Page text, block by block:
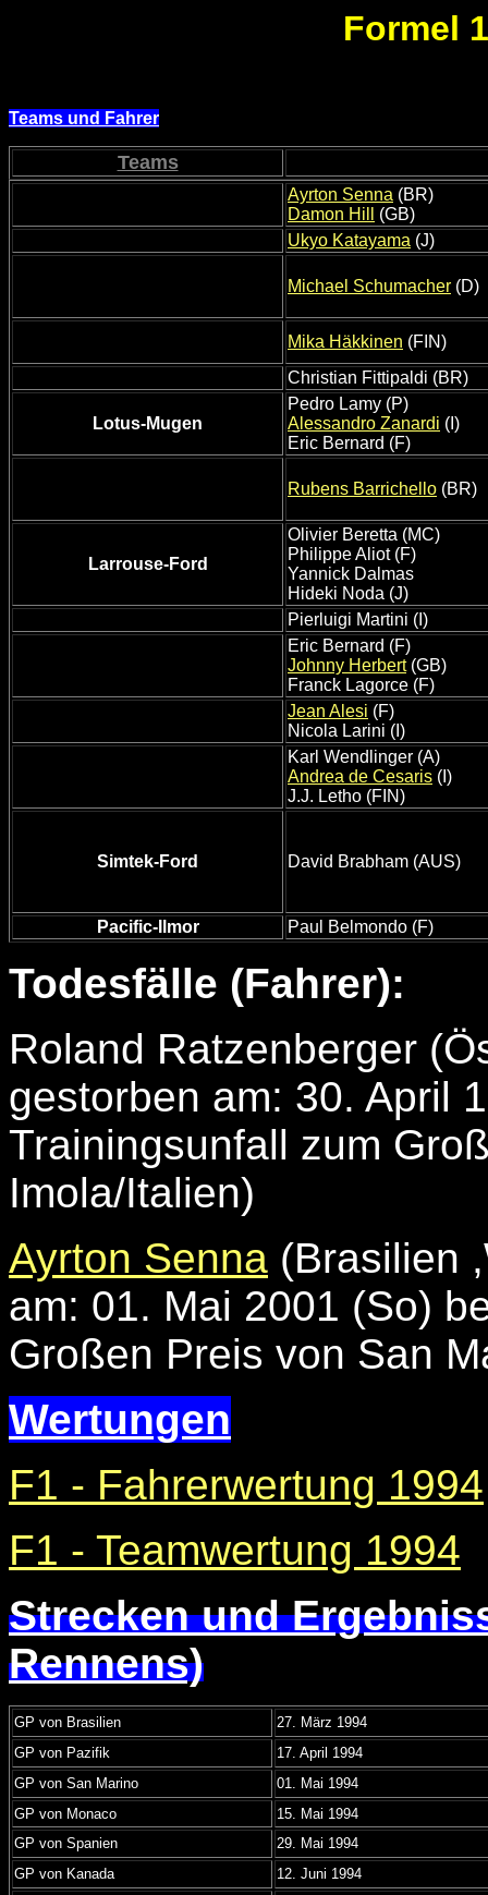
Formel
Teams und Fahrer
Teams
Ayrton Senna (BR)
Damon Hill
(GB)
Ukyo Katayama (J)
Michael Schumacher (D)
Mika Häkkinen (FIN)
Christian Fittipaldi (BR)
Lotus-Mugen
Pedro Lamy (P)
Alessandro Zanardi (I)
Eric Bernard (F)
Rubens Barrichello (BR)
Larrouse-Ford
Olivier Beretta (MC)
Philippe Aliot (F)
Yannick Dalmas
Hideki Noda (J)
Pierluigi Martini (I)
Eric Bernard (F)
Johnny Herbert(GB)
Franck Lagorce (F)
Jean Alesi (F)
Nicola Larini (I)
Karl Wendlinger (A)
Andrea de Cesaris (I)
J.J. Letho (FIN)
Simtek-Ford David Brabham (AUS)
Pacific-Ilmor Paul Belmondo (F)
Todesfälle (Fahrer):
Roland Ratzenberger
gestorben am: 30. April
Trainingsunfall zum
Imola/Italien)
Ayrton Senna (Brasilien
am: 01. Mai 2001 (So)
Großen Preis von San
Wertungen
F1 - Fahrerwertung 1994
F1 - Teamwertung 1994
Strecken und
Rennens)
GP von Brasilien
27. März 1994
GP von Pazifik
17. April 1994
GP von San Marino
01. Mai 1994
GP von Monaco
15. Mai 1994
GP von Spanien
29. Mai 1994
GP von Kanada
12. Juni 1994